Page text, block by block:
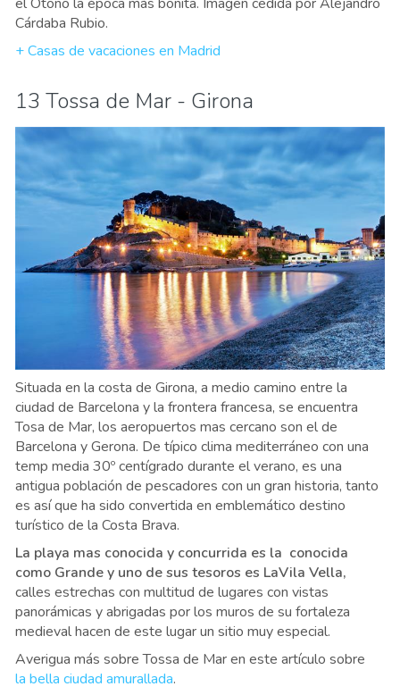
Cárdaba Rubio.
+ Casas de vacaciones en Madrid
13 Tossa de Mar - Girona
Situada en la costa de Girona, a medio camino entre la
ciudad de Barcelona y la frontera francesa, se encuentra
Tosa de Mar, los aeropuertos mas cercano son el de
Barcelona y Gerona. De típico clima mediterráneo con una
temp media 30º centígrado durante el verano, es una
antigua población de pescadores con un gran historia, tanto
es así que ha sido convertida en emblemático destino
turístico de la Costa Brava.
La playa mas conocida y concurrida es la conocida
como Grande y uno de sus tesoros es LaVila Vella,
calles estrechas con multitud de lugares con vistas
panorámicas y abrigadas por los muros de su fortaleza
medieval hacen de este lugar un sitio muy especial.
Averigua más sobre Tossa de Mar en este artículo sobre
la bella ciudad amurallada.